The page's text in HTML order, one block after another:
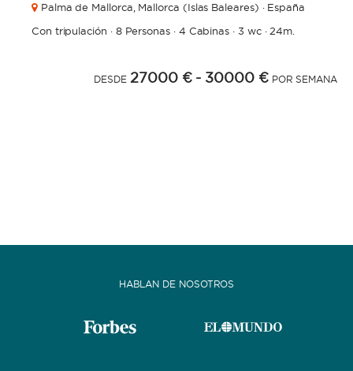
Palma de Mallorca, Mallorca (Islas Baleares) · España
Con tripulación · 8 Personas· 4 Cabinas · 3 wc· 24m.
DESDE 27000 € - 30000 € POR SEMANA
HABLAN DE NOSOTROS